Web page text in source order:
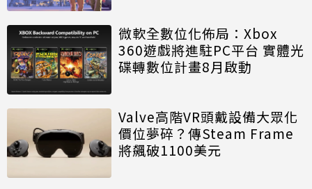
微軟全數位化佈局：Xbox
360遊戲將進駐PC平台 實體光
碟轉數位計畫8月啟動
Valve高階VR頭戴設備大眾化
價位夢碎？傳Steam Frame
將飆破1100美元